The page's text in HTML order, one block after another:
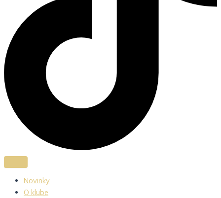
Novinky
O klube